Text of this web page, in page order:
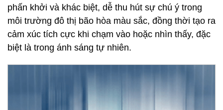
phấn khởi và khác biệt, dễ thu hút sự chú ý trong
môi trường đô thị bão hòa màu sắc, đồng thời tạo ra
cảm xúc tích cực khi chạm vào hoặc nhìn thấy, đặc
biệt là trong ánh sáng tự nhiên.